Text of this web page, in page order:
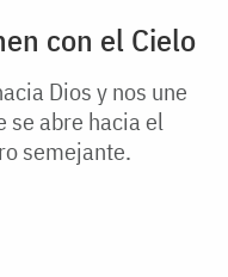
con el Cielo
Dios y nos une
se abre hacia el
semejante.